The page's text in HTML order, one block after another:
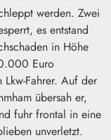
werden. Zwei
es entstand
in Höhe
Euro
Fahrer. Auf der
übersah er,
fuhr frontal in eine
unverletzt.